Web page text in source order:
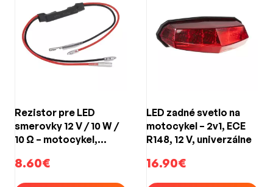
Rezistor pre LED
smerovky 12 V / 10 W /
10 Ω – motocykel,
8.60€
LED zadné svetlo na
motocykel – 2v1, ECE
R148, 12 V, univerzálne
16.90€